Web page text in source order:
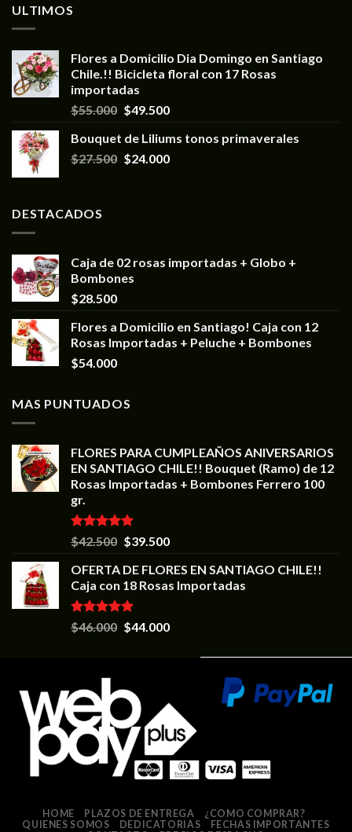
ULTIMOS
Flores a Domicilio Dia Domingo en Santiago
Chile.!! Bicicleta floral con 17 Rosas
importadas
$55.000 $49.500
Bouquet de Liliums tonos primaverales
$27.500 $24.000
DESTACADOS
Caja de 02 rosas importadas + Globo +
Bombones
$28.500
Flores a Domicilio en Santiago! Caja con 12
Rosas Importadas + Peluche + Bombones
$54.000
MAS PUNTUADOS
FLORES PARA CUMPLEAÑOS ANIVERSARIOS
EN SANTIAGO CHILE!! Bouquet (Ramo) de 12
Rosas Importadas + Bombones Ferrero 100
gr.
Valorado en
5.00
$42.500 $39.500
OFERTA DE FLORES EN SANTIAGO CHILE!!
Caja con 18 Rosas Importadas
Valorado en
5.00
$46.000 $44.000
HOME PLAZOS DE ENTREGA
¿COMO COMPRAR?
QUIENES SOMOS
DEDICATORIAS
FECHAS IMPORTANTES